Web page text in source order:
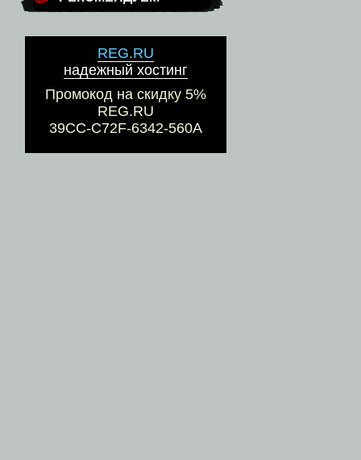
REG.RU
надежный хостинг
Промокод на скидку 5%
REG.RU
39CC-C72F-6342-560A